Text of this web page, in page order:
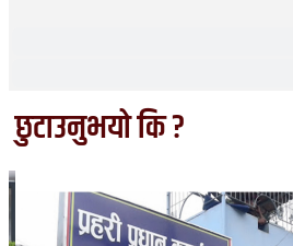
छुटाउनुभयो कि ?